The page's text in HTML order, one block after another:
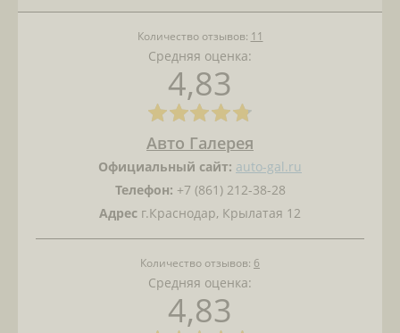
Количество отзывов: 11
Средняя оценка:
4,83
Авто Галерея
Официальный сайт: auto-gal.ru
Телефон: +7 (861) 212-38-28
Адрес г.Краснодар, Крылатая 12
Количество отзывов: 6
Средняя оценка:
4,83